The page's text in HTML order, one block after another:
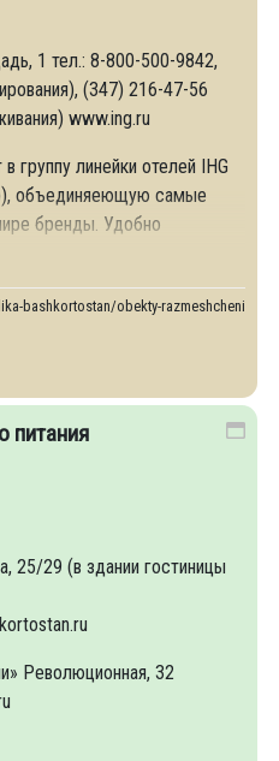
1 тел.: 8-800-500-9842,
(347) 216-47-56
www.ing.ru
группу линейки отелей IHG
объединяеющую самые
бренды. Удобно
bashkortostan/obekty-razmeshcheniya
питания
25/29 (в здании гостиницы
Революционная, 32